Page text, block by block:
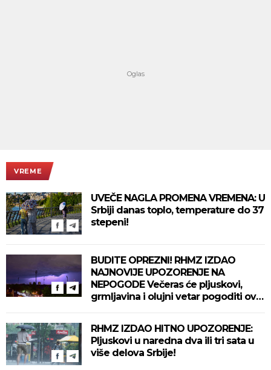
VREME
UVEČE NAGLA PROMENA VREMENA: U
Srbiji danas toplo, temperature do 37
stepeni!
BUDITE OPREZNI! RHMZ IZDAO
NAJNOVIJE UPOZORENJE NA
NEPOGODE Večeras će pljuskovi,
grmljavina i olujni vetar pogoditi ove
RHMZ IZDAO HITNO UPOZORENJE:
Pljuskovi u naredna dva ili tri sata u
više delova Srbije!